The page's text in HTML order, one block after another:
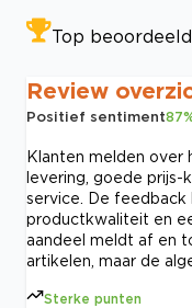
Top beoordeeld
Review
Positief sentiment87
Klanten melden over
levering, goede
service. De
productkwaliteit en
aandeel meldt af en
artikelen, maar de
Sterke punten